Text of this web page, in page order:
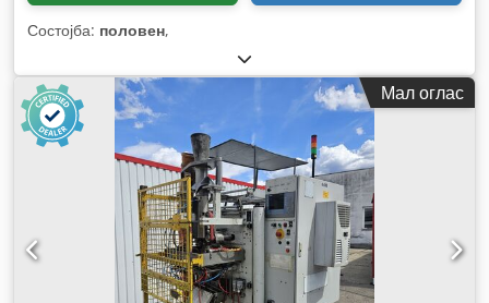
Состојба: половен,
Мал оглас